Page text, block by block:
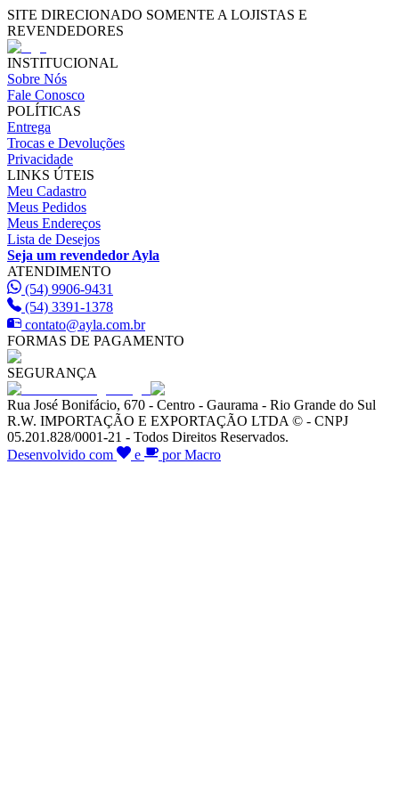
SITE DIRECIONADO SOMENTE A LOJISTAS E
REVENDEDORES
INSTITUCIONAL
Sobre Nós
Fale Conosco
POLÍTICAS
Entrega
Trocas e Devoluções
Privacidade
LINKS ÚTEIS
Meu Cadastro
Meus Pedidos
Meus Endereços
Lista de Desejos
Seja um revendedor Ayla
ATENDIMENTO
(54) 9906-9431
(54) 3391-1378
contato@ayla.com.br
FORMAS DE PAGAMENTO
SEGURANÇA
Rua José Bonifácio, 670 - Centro - Gaurama - Rio Grande do Sul
R.W. IMPORTAÇÃO E EXPORTAÇÃO LTDA © - CNPJ
05.201.828/0001-21 - Todos Direitos Reservados.
Desenvolvido com
e por Macro